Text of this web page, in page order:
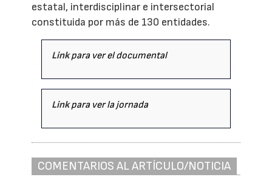
estatal, interdisciplinar e intersectorial
constituida por más de 130 entidades.
Linkpara ver el documental
Linkpara ver la jornada
COMENTARIOS AL ARTÍCULO/NOTICIA